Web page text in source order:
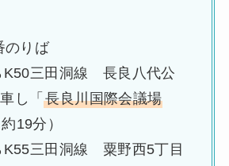
のりば
K50三田洞線 長良八代公
し「長良川国際会議場
19分）
K55三田洞線 粟野西5丁目